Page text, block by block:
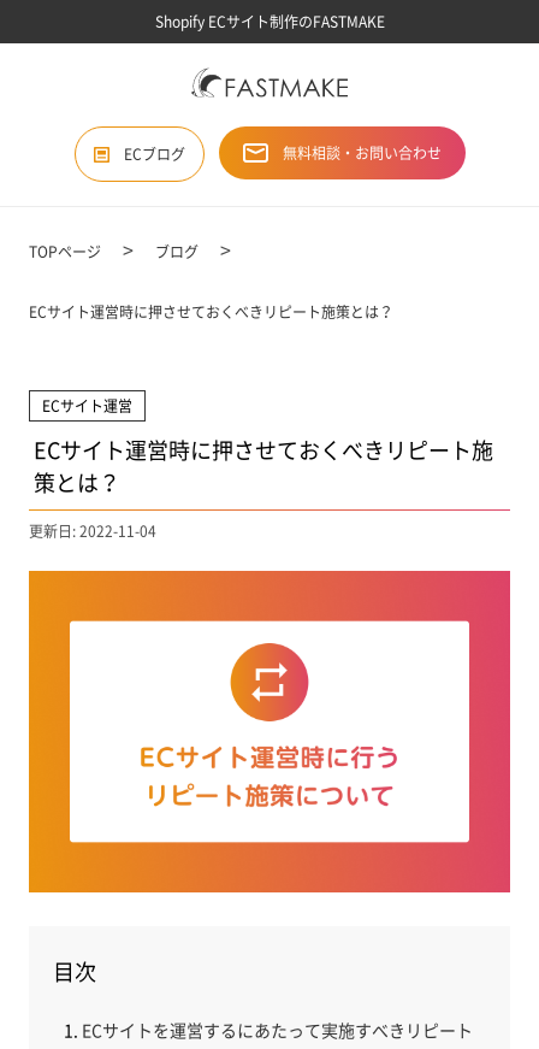
Shopify ECサイト制作のFASTMAKE
ECブログ 無料相談・お問い合わせ
TOPページ ブログ
ECサイト運営時に押させておくべきリピート施策とは？
ECサイト運営
ECサイト運営時に押させておくべきリピート施
策とは？
更新日: 2022-11-04
目次
ECサイトを運営するにあたって実施すべきリピート